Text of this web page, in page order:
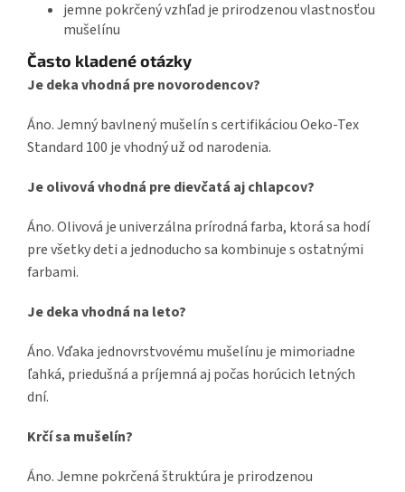
jemne pokrčený vzhľad je prirodzenou vlastnosťou
mušelínu
Často kladené otázky
Je deka vhodná pre novorodencov?
Áno. Jemný bavlnený mušelín s certifikáciou Oeko-Tex
Standard 100 je vhodný už od narodenia.
Je olivová vhodná pre dievčatá aj chlapcov?
Áno. Olivová je univerzálna prírodná farba, ktorá sa hodí
pre všetky deti a jednoducho sa kombinuje s ostatnými
farbami.
Je deka vhodná na leto?
Áno. Vďaka jednovrstvovému mušelínu je mimoriadne
ľahká, priedušná a príjemná aj počas horúcich letných
dní.
Krčí sa mušelín?
Áno. Jemne pokrčená štruktúra je prirodzenou